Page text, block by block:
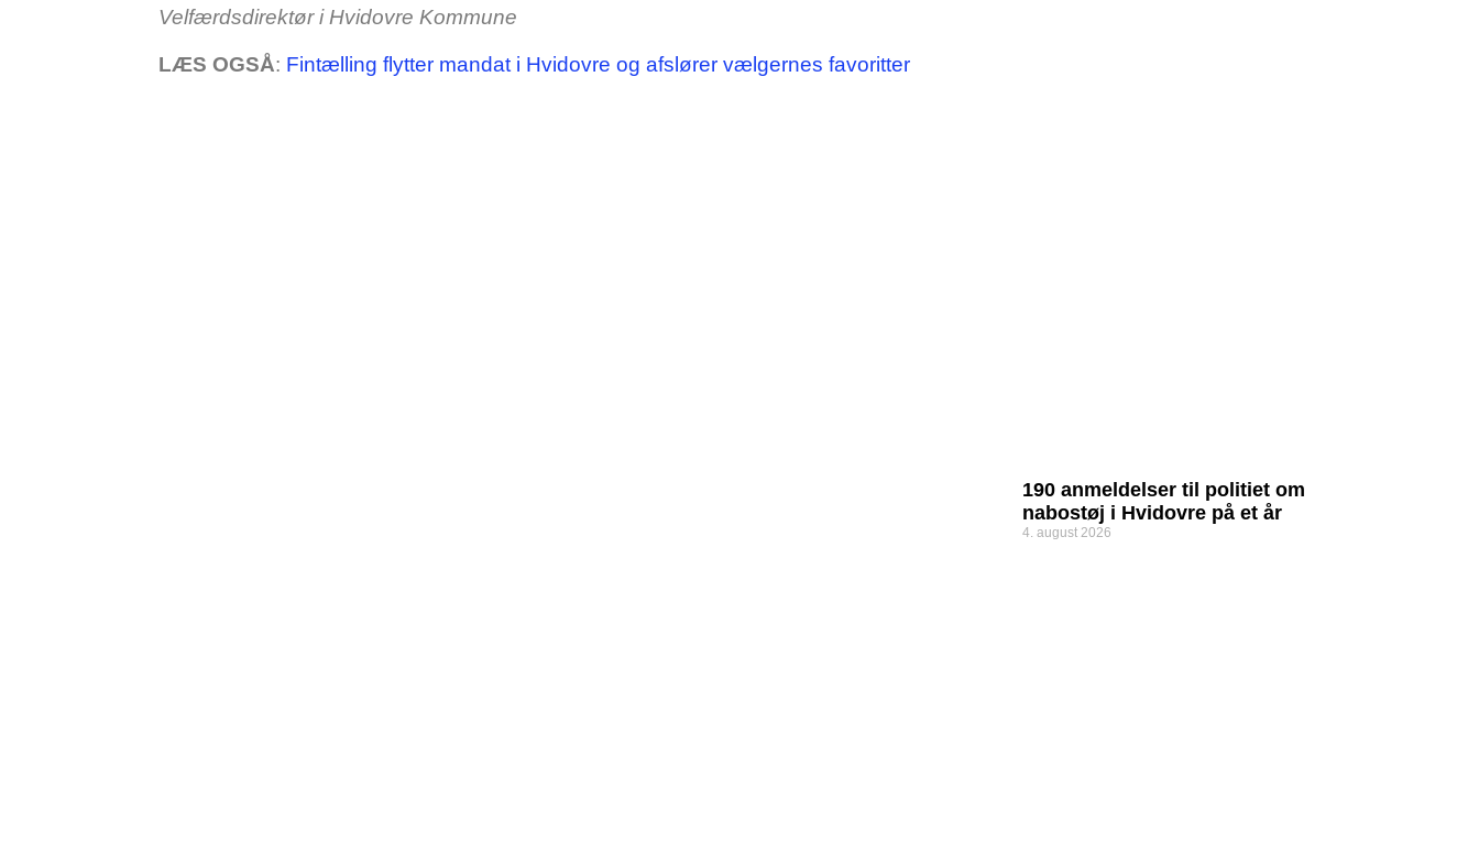
Velfærdsdirektør i Hvidovre Kommune
LÆS OGSÅ: Fintælling flytter mandat i Hvidovre og afslører vælgernes favoritter
190 anmeldelser til politiet om
nabostøj i Hvidovre på et år
4. august 2026